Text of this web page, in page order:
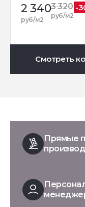
2 340
руб/м2
3 320
руб/м2
-
Смотреть
Прямые